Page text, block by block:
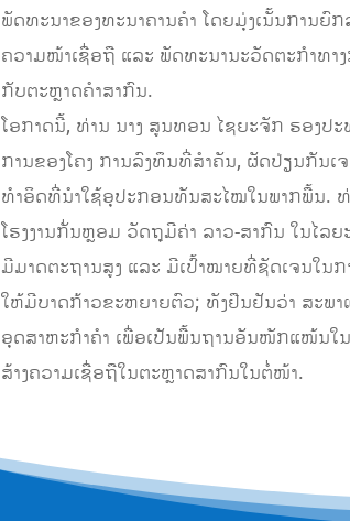
ພັດທະນາຂອງທະນາຄານຄຳ ໂດຍມຸ່ງເນັ້ນການ
ຄວາມໜ້າເຊື່ອຖື ແລະ ພັດທະນານະວັດຕະກໍາທາ
ກັບຕະຫຼາດຄໍາສາກົນ.
ໂອກາດນີ້, ທ່ານ ນາງ ສູນທອນ ໄຊຍະຈັກ ຮອງປ
ການຂອງໂຄງ ການລົງທຶນທີ່ສຳຄັນ, ຜັດປ່ຽນກັນເ
ທຳອິດທີ່ນຳໃຊ້ອຸປະກອນທັນສະໄໝໃນພາກພື້ນ. ທ່
ໂຮງງານກັ່ນຫຼອມ ວັດຖຸມີຄ່າ ລາວ-ສາກົນ ໃນໄລ
ມີມາດຕະຖານສູງ ແລະ ມີເປົ້າໝາຍທີ່ຊັດເຈນໃນ
ໃຫ້ມີບາດກ້າວຂະຫຍາຍຕົວ; ທັງຢືນຢັນວ່າ ສະພ
ອຸດສາຫະກຳຄຳ ເພື່ອເປັນພື້ນຖານອັນໜັກແໜ້ນໃ
ສ້າງຄວາມເຊື່ອຖືໃນຕະຫຼາດສາກົນໃນຕໍ່ໜ້າ.